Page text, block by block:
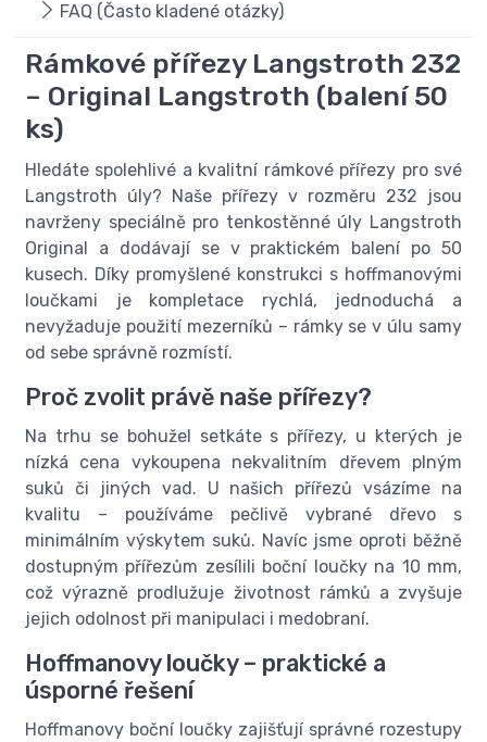
FAQ (Často kladené otázky)
Rámkové přířezy Langstroth 232
– Original Langstroth (balení 50
ks)
Hledáte spolehlivé a kvalitní rámkové přířezy pro své
Langstroth úly? Naše přířezy v rozměru 232 jsou
navrženy speciálně pro tenkostěnné úly Langstroth
Original a dodávají se v praktickém balení po 50
kusech. Díky promyšlené konstrukci s hoffmanovými
loučkami je kompletace rychlá, jednoduchá a
nevyžaduje použití mezerníků – rámky se v úlu samy
od sebe správně rozmístí.
Proč zvolit právě naše přířezy?
Na trhu se bohužel setkáte s přířezy, u kterých je
nízká cena vykoupena nekvalitním dřevem plným
suků či jiných vad. U našich přířezů vsázíme na
kvalitu – používáme pečlivě vybrané dřevo s
minimálním výskytem suků. Navíc jsme oproti běžně
dostupným přířezům zesílili boční loučky na 10 mm,
což výrazně prodlužuje životnost rámků a zvyšuje
jejich odolnost při manipulaci i medobraní.
Hoffmanovy loučky – praktické a
úsporné řešení
Hoffmanovy boční loučky zajišťují správné rozestupy